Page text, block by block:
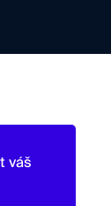
váš